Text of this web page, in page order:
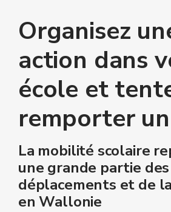
Organisez
action dans
école et
remporter
La mobilité scolaire
une grande partie des
déplacements et de
en Wallonie